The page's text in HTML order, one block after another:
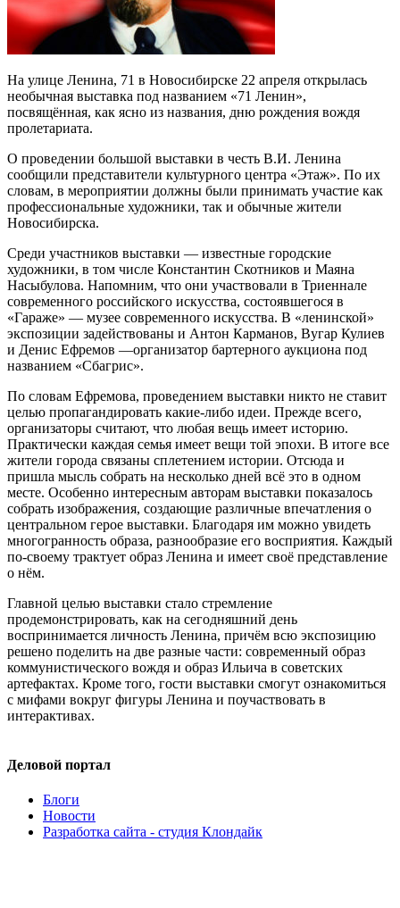
На улице Ленина, 71 в Новосибирске 22 апреля открылась
необычная выставка под названием «71 Ленин»,
посвящённая, как ясно из названия, дню рождения вождя
пролетариата.
О проведении большой выставки в честь В.И. Ленина
сообщили представители культурного центра «Этаж». По их
словам, в мероприятии должны были принимать участие как
профессиональные художники, так и обычные жители
Новосибирска.
Среди участников выставки — известные городские
художники, в том числе Константин Скотников и Маяна
Насыбулова. Напомним, что они участвовали в Триеннале
современного российского искусства, состоявшегося в
«Гараже» — музее современного искусства. В «ленинской»
экспозиции задействованы и Антон Карманов, Вугар Кулиев
и Денис Ефремов —организатор бартерного аукциона под
названием «Сбагрис».
По словам Ефремова, проведением выставки никто не ставит
целью пропагандировать какие-либо идеи. Прежде всего,
организаторы считают, что любая вещь имеет историю.
Практически каждая семья имеет вещи той эпохи. В итоге все
жители города связаны сплетением истории. Отсюда и
пришла мысль собрать на несколько дней всё это в одном
месте. Особенно интересным авторам выставки показалось
собрать изображения, создающие различные впечатления о
центральном герое выставки. Благодаря им можно увидеть
многогранность образа, разнообразие его восприятия. Каждый
по-своему трактует образ Ленина и имеет своё представление
о нём.
Главной целью выставки стало стремление
продемонстрировать, как на сегодняшний день
воспринимается личность Ленина, причём всю экспозицию
решено поделить на две разные части: современный образ
коммунистического вождя и образ Ильича в советских
артефактах. Кроме того, гости выставки смогут ознакомиться
с мифами вокруг фигуры Ленина и поучаствовать в
интерактивах.
Деловой портал
Блоги
Новости
Разработка сайта - студия Клондайк